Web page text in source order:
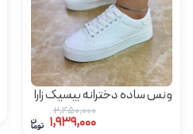
ونس ساده دخترانه بیسیک زارا
2,450,000
1,939,000